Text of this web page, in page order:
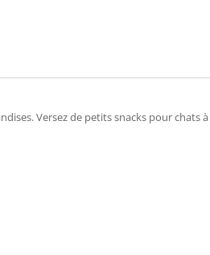
Versez de petits snacks pour chats à